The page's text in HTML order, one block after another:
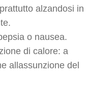
alzandosi in
o nausea.
di calore: a
allassunzione del